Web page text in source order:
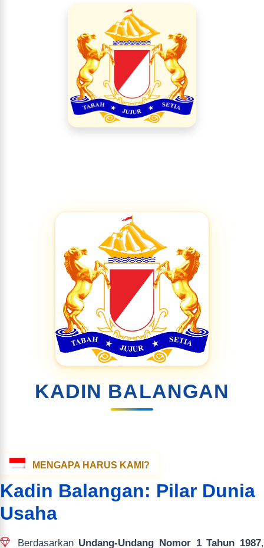
KADIN BALANGAN
MENGAPA HARUS KAMI?
Kadin Balangan: Pilar Dunia
Usaha
Berdasarkan Undang-Undang Nomor 1 Tahun 1987,